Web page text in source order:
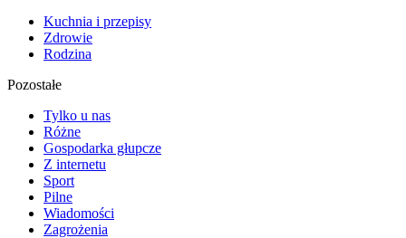
Kuchnia i przepisy
Zdrowie
Rodzina
Pozostałe
Tylko u nas
Różne
Gospodarka głupcze
Z internetu
Sport
Pilne
Wiadomości
Zagrożenia